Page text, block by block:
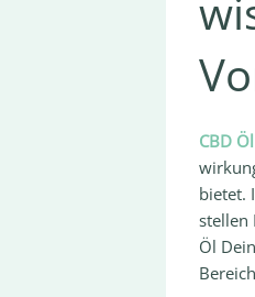
CBD Öl
bietet.
stellen
Öl